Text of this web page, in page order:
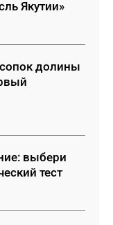
Якутии»
долины
выбери
тест